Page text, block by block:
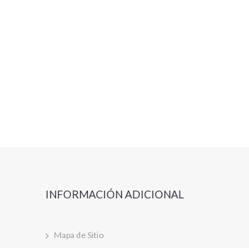
INFORMACIÓN ADICIONAL
Mapa de Sitio